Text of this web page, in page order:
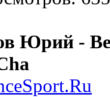
Юрий -